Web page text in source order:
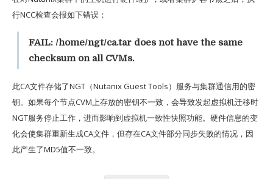
行NCC检查会报如下错误：
FAIL: /home/ngt/ca.tar does not have the same
checksum on all CVMs.
此CA文件存储了NGT（Nutanix Guest Tools）服务与集群通信用的密
钥。如果每个节点CVM上存放的密钥不一致，会导致发起虚拟机迁移时
NGT服务停止工作，进而影响到虚拟机一致性快照功能。硬件信息的变
化会使集群重新生成CA文件，但存在CA文件部分同步失败的情况，因
此产生了MD5值不一致。